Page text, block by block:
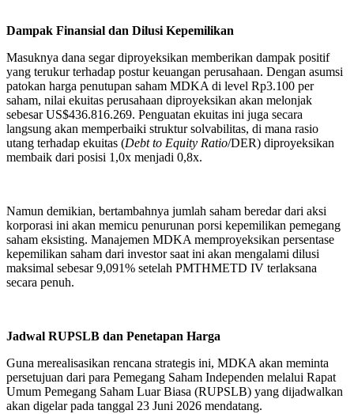
Dampak Finansial dan Dilusi Kepemilikan
Masuknya dana segar diproyeksikan memberikan dampak positif
yang terukur terhadap postur keuangan perusahaan. Dengan asumsi
patokan harga penutupan saham MDKA di level Rp3.100 per
saham, nilai ekuitas perusahaan diproyeksikan akan melonjak
sebesar US$436.816.269. Penguatan ekuitas ini juga secara
langsung akan memperbaiki struktur solvabilitas, di mana rasio
utang terhadap ekuitas (Debt to Equity Ratio/DER) diproyeksikan
membaik dari posisi 1,0x menjadi 0,8x.
Namun demikian, bertambahnya jumlah saham beredar dari aksi
korporasi ini akan memicu penurunan porsi kepemilikan pemegang
saham eksisting. Manajemen MDKA memproyeksikan persentase
kepemilikan saham dari investor saat ini akan mengalami dilusi
maksimal sebesar 9,091% setelah PMTHMETD IV terlaksana
secara penuh.
Jadwal RUPSLB dan Penetapan Harga
Guna merealisasikan rencana strategis ini, MDKA akan meminta
persetujuan dari para Pemegang Saham Independen melalui Rapat
Umum Pemegang Saham Luar Biasa (RUPSLB) yang dijadwalkan
akan digelar pada tanggal 23 Juni 2026 mendatang.